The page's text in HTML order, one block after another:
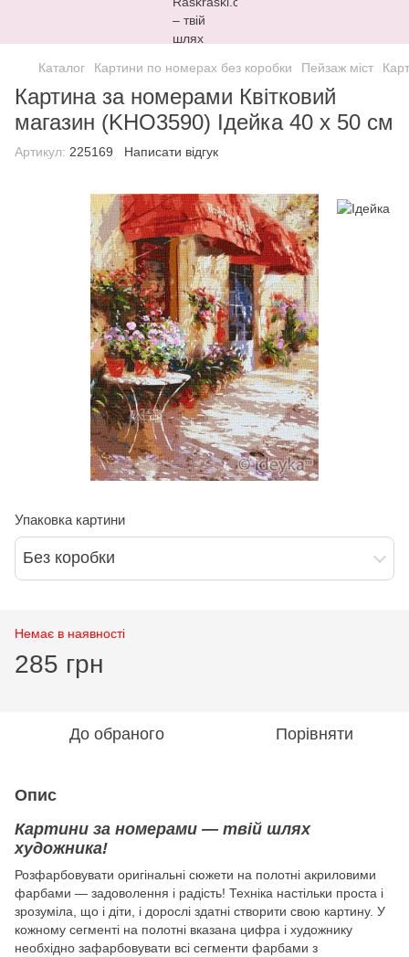
Каталог Картини по номерах без коробки Пейзаж міст
Картина за номерами Квітковий
магазин (KHO3590) Ідейка 40 х 50 см
Артикул: 225169 Написати відгук
Упаковка картини
Без коробки
Немає в наявності
285 грн
До обраного Порівняти
Опис
Картини за номерами — твій шлях
художника!
Розфарбовувати оригінальні сюжети на полотні акриловими
фарбами — задоволення і радість! Техніка настільки проста і
зрозуміла, що і діти, і дорослі здатні створити свою картину. У
кожному сегменті на полотні вказана цифра і художнику
необхідно зафарбовувати всі сегменти фарбами з